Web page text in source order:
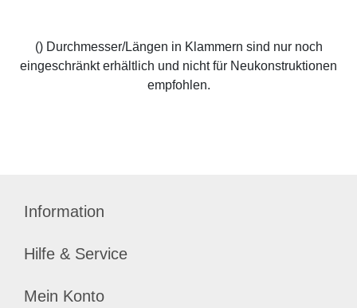
() Durchmesser/Längen in Klammern sind nur noch
eingeschränkt erhältlich und nicht für Neukonstruktionen
empfohlen.
Information
Hilfe & Service
Mein Konto